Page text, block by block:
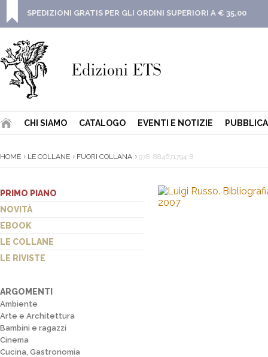
SPEDIZIONI GRATIS PER GLI ORDINI SUPERIORI A € 35,00
CHI SIAMO CATALOGO EVENTI E NOTIZIE
HOME LE COLLANE FUORI COLLANA 978-884671794-8
PRIMO PIANO
NOVITÀ
EBOOK
LE COLLANE
LE RIVISTE
ARGOMENTI
Ambiente
Arte e Architettura
Bambini e ragazzi
Cinema
Cucina, Gastronomia